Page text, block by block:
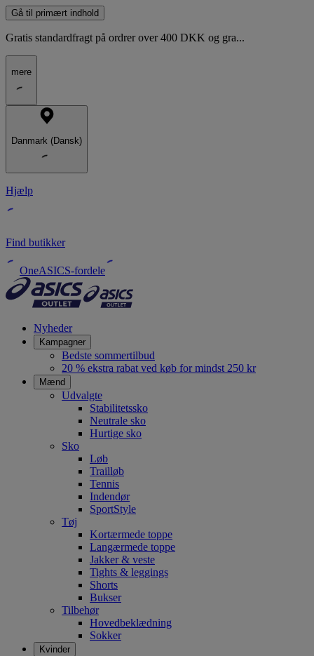
Gå til primært indhold
Gratis standardfragt på ordrer over 400 DKK og gra...
mere
Danmark (Dansk)
Hjælp
Find butikker
OneASICS-fordele
Nyheder
Kampagner
Bedste sommertilbud
20 % ekstra rabat ved køb for mindst 250 kr
Mænd
Udvalgte
Stabilitetssko
Neutrale sko
Hurtige sko
Sko
Løb
Trailløb
Tennis
Indendør
SportStyle
Tøj
Kortærmede toppe
Langærmede toppe
Jakker & veste
Tights & leggings
Shorts
Bukser
Tilbehør
Hovedbeklædning
Sokker
Kvinder